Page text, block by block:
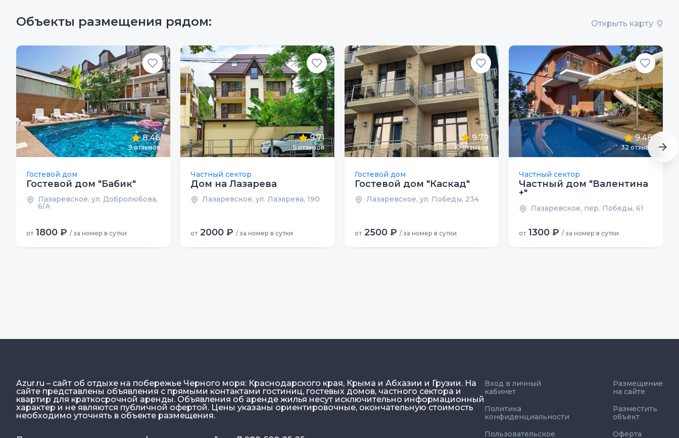
Объекты размещения рядом: Открыть карту
8.46
9отзывов
Гостевой дом
Гостевой дом "Бабик"
Лазаревское, ул. Добролюбова,
6/А
от 1800 ₽ / за номер в сутки
9.71
5отзывов
Частный сектор
Дом на Лазарева
Лазаревское, ул. Лазарева, 190
от 2000 ₽ / за номер в сутки
9.79
10отзывов
Гостевой дом
Гостевой дом "Каскад"
Лазаревское, ул. Победы, 234
от 2500 ₽ / за номер в сутки
9.48
32отзыва
Частный сектор
Частный дом "Валентина
+"
Лазаревское, пер. Победы, 61
от 1300 ₽ / за номер в сутки
Azur.ru – сайт об отдыхе на побережье Черного моря: Краснодарского края, Крыма и Абхазии и Грузии. На
сайте представлены объявления с прямыми контактами гостиниц, гостевых домов, частного сектора и
квартир для краткосрочной аренды. Объявления об аренде жилья несут исключительно информационный
характер и не являются публичной офертой. Цены указаны ориентировочные, окончательную стоимость
необходимо уточнять в объекте размещения.
Вход в личный
кабинет
Политика
конфиденциальности
Пользовательское
Размещение
на сайте
Разместить
объект
Оферта